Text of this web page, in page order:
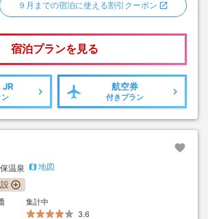
９月までの宿泊に使える割引クーポン
宿泊プランを見る
JR 航空券
付きプラン
温泉
地図
集計中
3.6